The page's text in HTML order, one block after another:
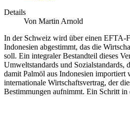
Details
Von Martin Arnold
In der Schweiz wird über einen EFTA-
Indonesien abgestimmt, das die
soll. Ein integraler Bestandteil dieses
Umweltstandards und Sozialstandards,
damit Palmöl aus Indonesien importiert
internationale Wirtschaftsvertrag, der
Bestimmungen aufnimmt. Ein Schritt